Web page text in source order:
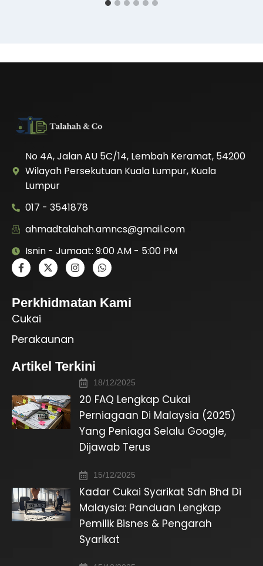
No 4A, Jalan AU 5C/14, Lembah Keramat, 54200
Wilayah Persekutuan Kuala Lumpur, Kuala
Lumpur
017 - 3541878
ahmadtalahah.amncs@gmail.com
Isnin - Jumaat: 9:00 AM - 5:00 PM
Perkhidmatan Kami
Cukai
Perakaunan
Artikel Terkini
18/12/2025
20 FAQ Lengkap Cukai
Perniagaan Di Malaysia (2025)
Yang Peniaga Selalu Google,
Dijawab Terus
15/12/2025
Kadar Cukai Syarikat Sdn Bhd Di
Malaysia: Panduan Lengkap
Pemilik Bisnes & Pengarah
Syarikat